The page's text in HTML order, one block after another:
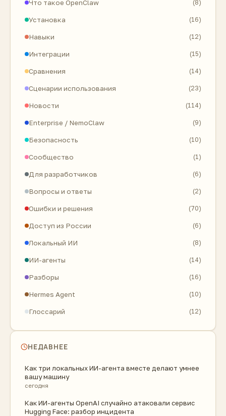
Что такое OpenClaw (8)
Установка (16)
Навыки (12)
Интеграции (15)
Сравнения (14)
Сценарии использования (23)
Новости (114)
Enterprise / NemoClaw (9)
Безопасность (10)
Сообщество (1)
Для разработчиков (6)
Вопросы и ответы (2)
Ошибки и решения (70)
Доступ из России (6)
Локальный ИИ (8)
ИИ-агенты (14)
Разборы (16)
Hermes Agent (10)
Глоссарий (12)
НЕДАВНЕЕ
Как три локальных ИИ-агента вместе делают умнее
вашу машину
сегодня
Как ИИ-агенты OpenAI случайно атаковали сервис
Hugging Face: разбор инцидента